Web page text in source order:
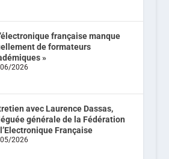
française manque
de formateurs
»
2026
avec Laurence Dassas,
générale de la Fédération
Française
2026